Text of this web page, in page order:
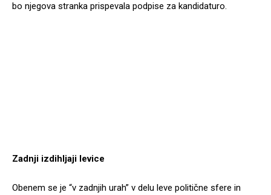
bo njegova stranka prispevala podpise za kandidaturo.
Zadnji izdihljaji levice
Obenem se je “v zadnjih urah” v delu leve politične sfere in